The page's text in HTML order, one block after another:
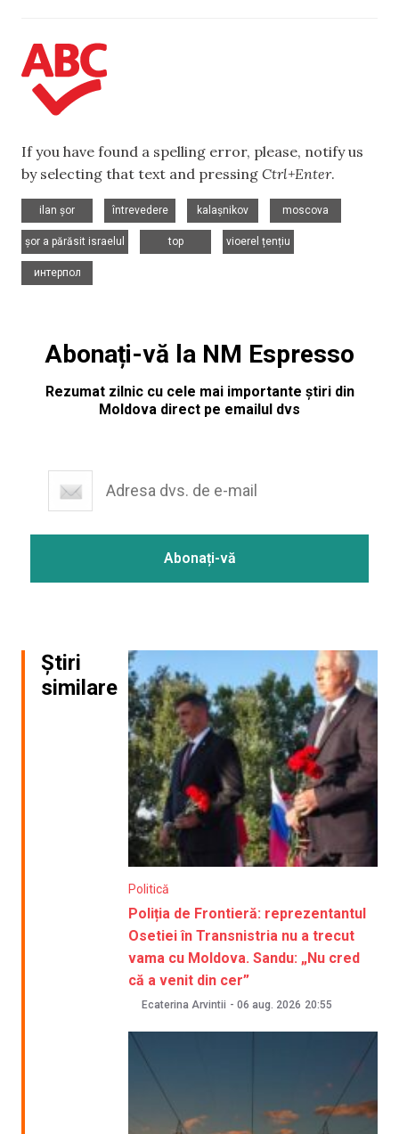
If you have found a spelling error, please, notify us
by selecting that text and pressing Ctrl+Enter.
ilan șor
întrevedere
kalașnikov
moscova
șor a părăsit israelul
top
vioerel țențiu
интерпол
Abonați-vă la NM Espresso
Rezumat zilnic cu cele mai importante știri din
Moldova direct pe emailul dvs
Știri
similare
Politică
Poliția de Frontieră: reprezentantul
Osetiei în Transnistria nu a trecut
vama cu Moldova. Sandu: „Nu cred
că a venit din cer”
Ecaterina Arvintii - 06 aug. 2026 20:55